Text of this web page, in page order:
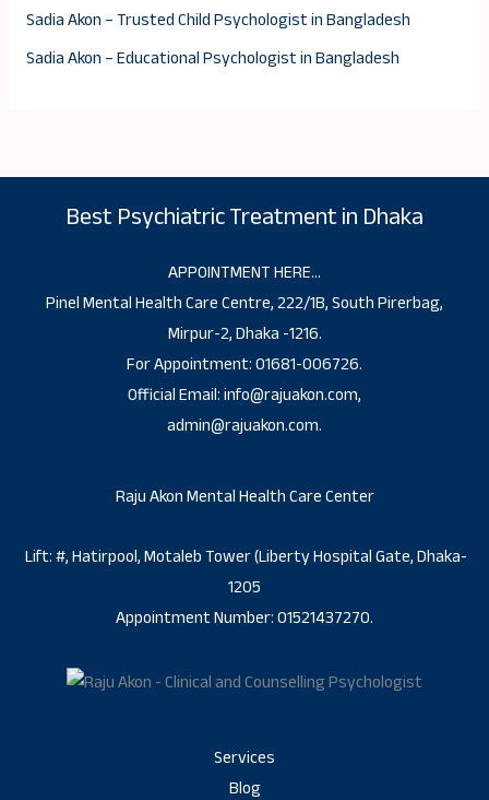
Sadia Akon – Trusted Child Psychologist in Bangladesh
Sadia Akon – Educational Psychologist in Bangladesh
Best Psychiatric Treatment in Dhaka
APPOINTMENT HERE…
Pinel Mental Health Care Centre, 222/1B, South Pirerbag,
Mirpur-2, Dhaka -1216.
For Appointment: 01681-006726.
Official Email: info@rajuakon.com,
admin@rajuakon.com.
Raju Akon Mental Health Care Center
Lift: #, Hatirpool, Motaleb Tower (Liberty Hospital Gate, Dhaka-
1205
Appointment Number: 01521437270.
Services
Blog